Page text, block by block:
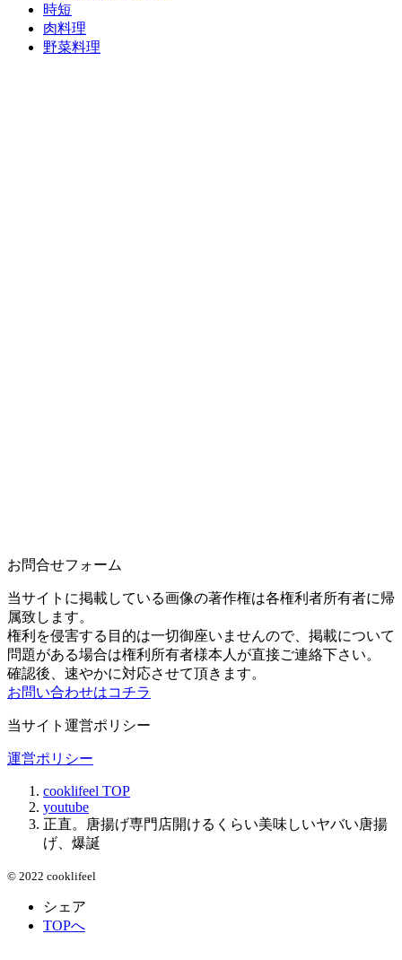
時短
肉料理
野菜料理
お問合せフォーム
当サイトに掲載している画像の著作権は各権利者所有者に帰
属致します。
権利を侵害する目的は一切御座いませんので、掲載について
問題がある場合は権利所有者様本人が直接ご連絡下さい。
確認後、速やかに対応させて頂きます。
お問い合わせはコチラ
当サイト運営ポリシー
運営ポリシー
cooklifeel TOP
youtube
正直。唐揚げ専門店開けるくらい美味しいヤバい唐揚
げ、爆誕
© 2022 cooklifeel
シェア
TOPへ